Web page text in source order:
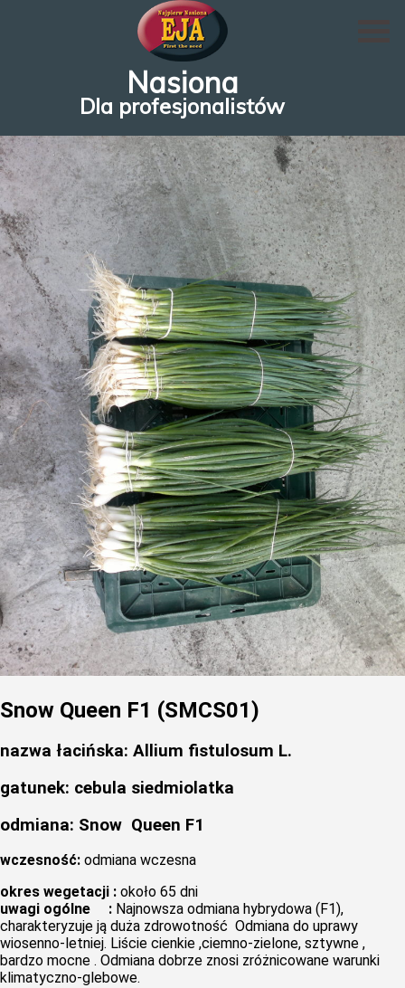
Nasiona
Dla profesjonalistów
Snow Queen F1 (SMCS01)
nazwa łacińska: Allium fistulosum L.
gatunek: cebula siedmiolatka
odmiana: Snow Queen F1
wczesność: odmiana wczesna
okres wegetacji : około 65 dni
uwagi ogólne : Najnowsza odmiana hybrydowa (F1),
charakteryzuje ją duża zdrowotność Odmiana do uprawy
wiosenno-letniej. Liście cienkie ,ciemno-zielone, sztywne ,
bardzo mocne . Odmiana dobrze znosi zróżnicowane warunki
klimatyczno-glebowe.